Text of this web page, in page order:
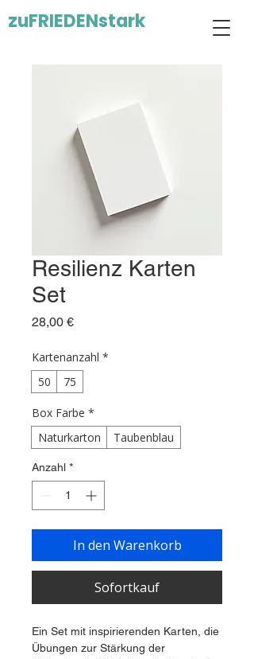
zuFRIEDENstark
Resilienz Karten
Set
28,00 €Preis
Kartenanzahl *
50
75
Box Farbe *
Naturkarton
Taubenblau
Anzahl *
In den Warenkorb
Sofortkauf
Ein Set mit inspirierenden Karten, die
Übungen zur Stärkung der